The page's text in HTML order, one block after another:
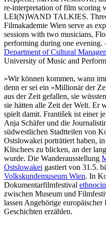
re-interpretation of film scoring
LEI(N)WAND TALKIES.
Filmakademie Wien serve as
sessions with two musicians,
performing during one evening.
Department of Cultural
University of Music and
»Wir können kommen, wann
denn er sei ein »Millionär der
aus der Zeit gefallen, sie
sie hätten alle Zeit der Welt. Er
spielt damit. František ist einer
Anja Schäfer und die
südwestlichen Stadtteilen von
Ostslowakei porträtiert haben,
Klischees zu blicken, an der
wurde. Die Wanderausstellung
Ostslowakei gastiert von 31.5.
Volkskundemuseum Wien. In
Dokumentarfilmfestival
zwischen Museum und
lassen Angehörige
Geschichten erzählen.